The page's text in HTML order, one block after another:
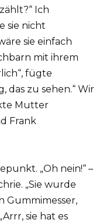
Ich
sie nicht
sie einfach
mit ihrem
fügte
das zu sehen.“ Wir
Mutter
Frank
„Oh nein!“ –
„Sie wurde
Gummimesser,
sie hat es